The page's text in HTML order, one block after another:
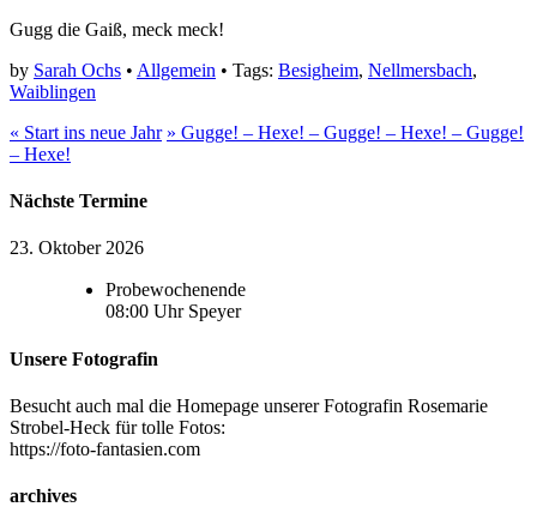
Gugg die Gaiß, meck meck!
by Sarah Ochs • Allgemein • Tags: Besigheim, Nellmersbach,
Waiblingen
« Start ins neue Jahr » Gugge! – Hexe! – Gugge! – Hexe! – Gugge!
– Hexe!
Nächste Termine
23. Oktober 2026
Probewochenende
08:00 Uhr Speyer
Unsere Fotografin
Besucht auch mal die Homepage unserer Fotografin Rosemarie
Strobel-Heck für tolle Fotos:
https://foto-fantasien.com
archives